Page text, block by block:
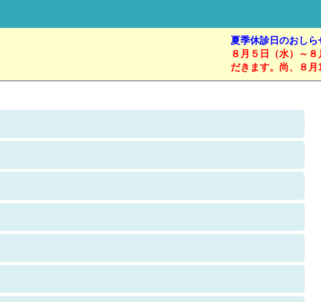
夏季休診日のおしら
８月５日（水）～８
だきます。尚、８月